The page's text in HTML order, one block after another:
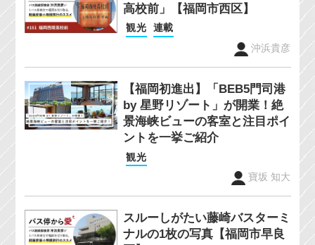
高校前」【福岡市西区】
観光
連載
沖浜貴彦
【福岡初進出】「BEB5門司港
by 星野リゾート」が開業！絶
景海峡ビューの客室と注目ポイ
ントを一挙ご紹介
観光
寶坂 知大
スルーしがたい藤崎バスターミ
ナルの1枚の写真【福岡市早良